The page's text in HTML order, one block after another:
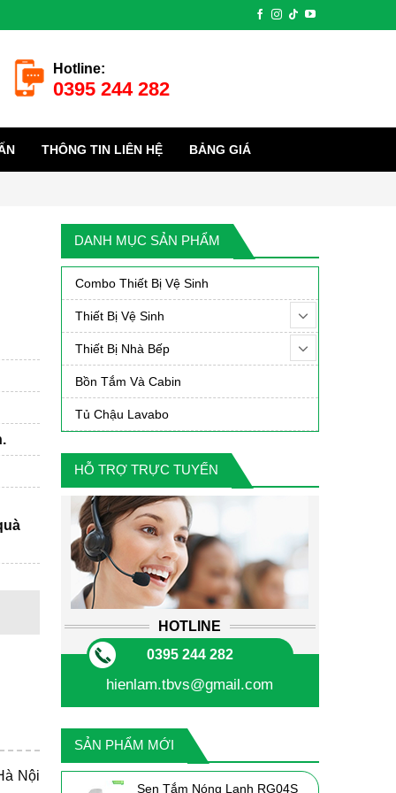
Hotline:
0395 244 282
THÔNG TIN LIÊN HỆ BẢNG GIÁ
DANH MỤC SẢN PHẨM
Combo Thiết Bị Vệ Sinh
Thiết Bị Vệ Sinh
Thiết Bị Nhà Bếp
Bồn Tắm Và Cabin
Tủ Chậu Lavabo
HỖ TRỢ TRỰC TUYẾN
HOTLINE
0395 244 282
hienlam.tbvs@gmail.com
SẢN PHẨM MỚI
Sen Tắm Nóng Lạnh RG04S
Nội